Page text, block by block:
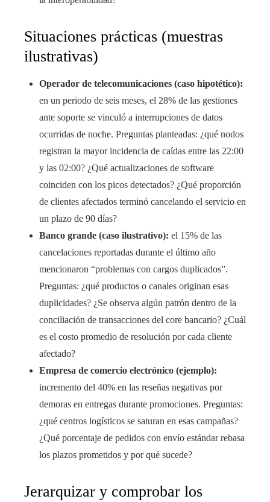
Situaciones prácticas (muestras
ilustrativas)
Operador de telecomunicaciones (caso hipotético):
en un periodo de seis meses, el 28% de las gestiones
ante soporte se vinculó a interrupciones de datos
ocurridas de noche. Preguntas planteadas: ¿qué nodos
registran la mayor incidencia de caídas entre las 22:00
y las 02:00? ¿Qué actualizaciones de software
coinciden con los picos detectados? ¿Qué proporción
de clientes afectados terminó cancelando el servicio en
un plazo de 90 días?
Banco grande (caso ilustrativo): el 15% de las
cancelaciones reportadas durante el último año
mencionaron “problemas con cargos duplicados”.
Preguntas: ¿qué productos o canales originan esas
duplicidades? ¿Se observa algún patrón dentro de la
conciliación de transacciones del core bancario? ¿Cuál
es el costo promedio de resolución por cada cliente
afectado?
Empresa de comercio electrónico (ejemplo):
incremento del 40% en las reseñas negativas por
demoras en entregas durante promociones. Preguntas:
¿qué centros logísticos se saturan en esas campañas?
¿Qué porcentaje de pedidos con envío estándar rebasa
los plazos prometidos y por qué sucede?
Jerarquizar y comprobar los